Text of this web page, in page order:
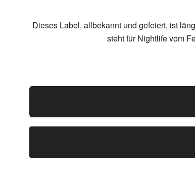
Dieses Label, allbekannt und gefeiert, ist
steht für Nightlife vom